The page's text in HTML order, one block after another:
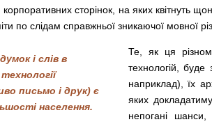
сторінок, на яких квітнуть
по слідам справжньої зникаючої мовної
і слів в
письмо і друк) є
населення.
Те, як ця
технологій, буде
наприклад), їх
яких
непогані